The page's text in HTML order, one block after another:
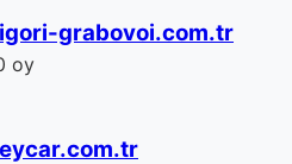
grabovoi.com.tr
oy